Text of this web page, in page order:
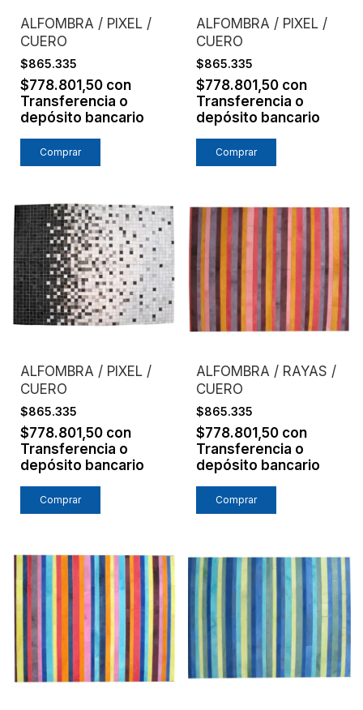
ALFOMBRA / PIXEL /
CUERO
$865.335
$778.801,50 con
Transferencia o
depósito bancario
Comprar
ALFOMBRA / PIXEL /
CUERO
$865.335
$778.801,50 con
Transferencia o
depósito bancario
Comprar
ALFOMBRA / PIXEL /
CUERO
$865.335
$778.801,50 con
Transferencia o
depósito bancario
Comprar
ALFOMBRA / RAYAS /
CUERO
$865.335
$778.801,50 con
Transferencia o
depósito bancario
Comprar